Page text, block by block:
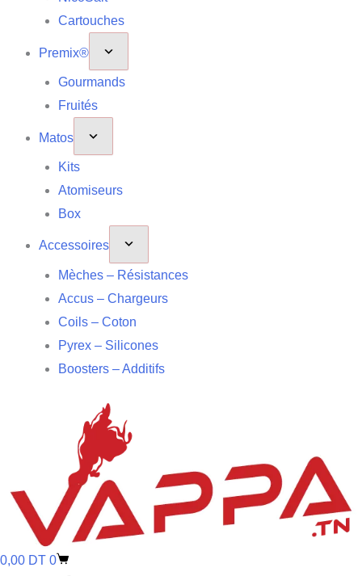
Cartouches
Premix®
Gourmands
Fruités
Matos
Kits
Atomiseurs
Box
Accessoires
Mèches – Résistances
Accus – Chargeurs
Coils – Coton
Pyrex – Silicones
Boosters – Additifs
0,00 DT 0